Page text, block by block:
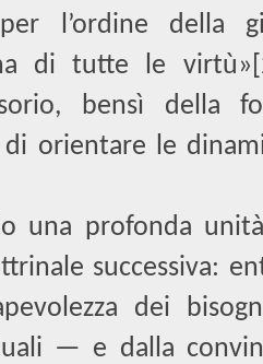
l’ordine della
di tutte le virtù»
bensì della
di orientare le
una profonda
successiva:
dei
— e dalla